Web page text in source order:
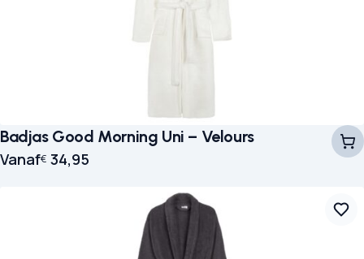
Badjas Good Morning Uni – Velours
Vanaf€ 34,95